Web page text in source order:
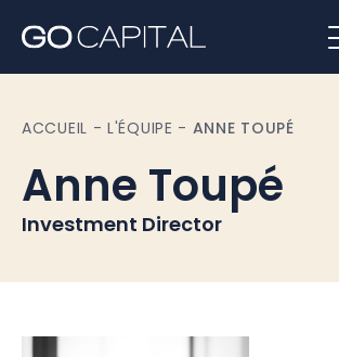
ACCUEIL -L'ÉQUIPE - ANNE TOUPÉ
Anne Toupé
Investment Director